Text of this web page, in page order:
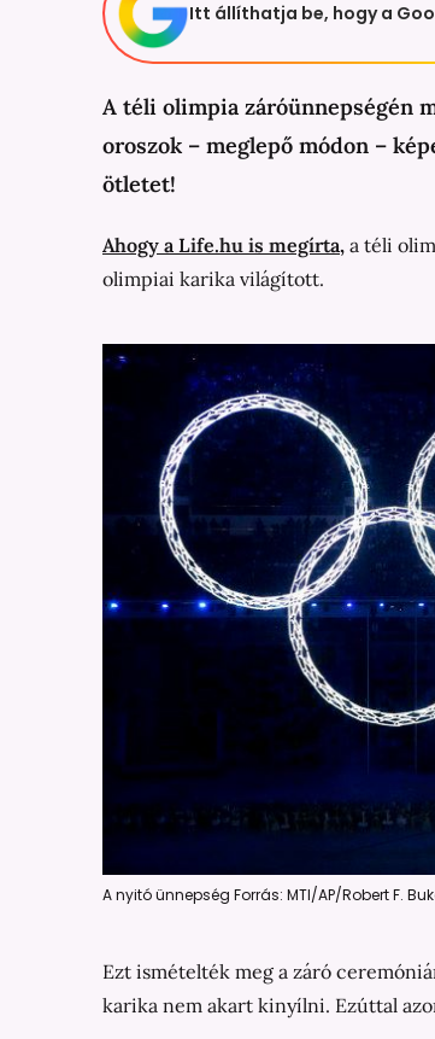
Itt állíthatja be, hogy a
A téli olimpia záróünnepségén
oroszok – meglepő módon –
ötletet!
Ahogy a Life.hu is megírta, a téli
olimpiai karika világított.
A nyitó ünnepség Forrás: MTI/AP/Robert F.
Ezt ismételték meg a záró
karika nem akart kinyílni. Ezúttal